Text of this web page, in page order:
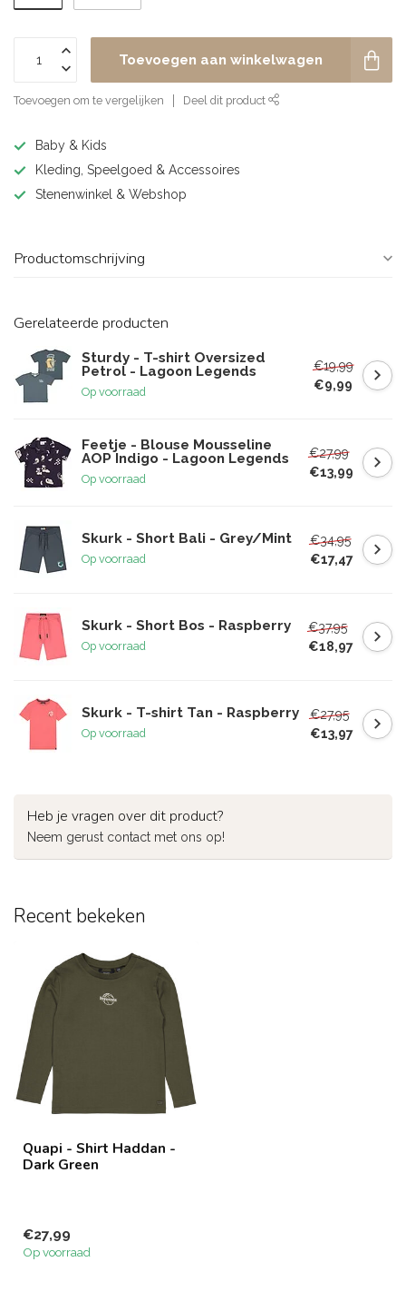
Toevoegen aan winkelwagen
Toevoegen om te vergelijken Deel dit product
Baby & Kids
Kleding, Speelgoed & Accessoires
Stenenwinkel & Webshop
Productomschrijving
Gerelateerde producten
Sturdy - T-shirt Oversized
Petrol - Lagoon Legends
Op voorraad
€19,99
€9,99
Feetje - Blouse Mousseline
AOP Indigo - Lagoon Legends
Op voorraad
€27,99
€13,99
Skurk - Short Bali - Grey/Mint
Op voorraad
€34,95
€17,47
Skurk - Short Bos - Raspberry
Op voorraad
€37,95
€18,97
Skurk - T-shirt Tan - Raspberry
Op voorraad
€27,95
€13,97
Heb je vragen over dit product?
Neem gerust contact met ons op!
Recent bekeken
Quapi - Shirt Haddan -
Dark Green
€27,99
Op voorraad